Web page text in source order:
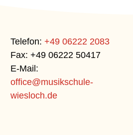
Telefon: +49 06222 2083
Fax: +49 06222 50417
E-Mail:
office@musikschule-
wiesloch.de